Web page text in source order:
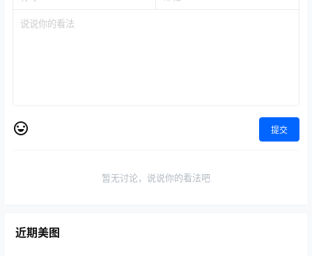
提交
暂无讨论，说说你的看法吧
近期美图